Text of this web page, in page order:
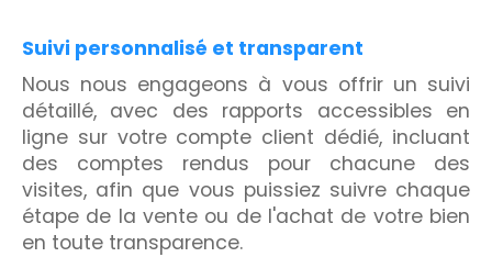
Suivi personnalisé et transparent
Nous nous engageons à vous offrir un suivi
détaillé, avec des rapports accessibles en
ligne sur votre compte client dédié, incluant
des comptes rendus pour chacune des
visites, afin que vous puissiez suivre chaque
étape de la vente ou de l'achat de votre bien
en toute transparence.